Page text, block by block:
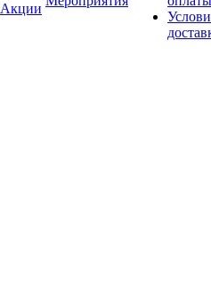
Акции